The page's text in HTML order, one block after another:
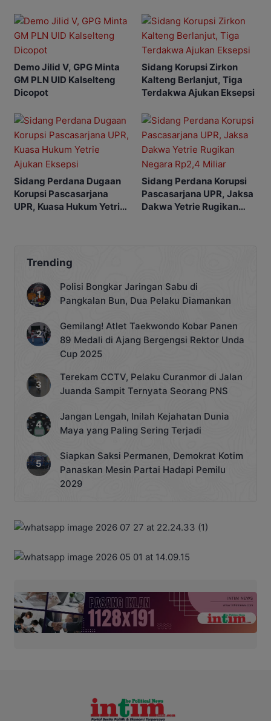
Demo Jilid V, GPG Minta
GM PLN UID Kalselteng
Dicopot
Sidang Korupsi Zirkon
Kalteng Berlanjut, Tiga
Terdakwa Ajukan Eksepsi
Sidang Perdana Dugaan
Korupsi Pascasarjana
UPR, Kuasa Hukum Yetrie
Sidang Perdana Korupsi
Pascasarjana UPR, Jaksa
Dakwa Yetrie Rugikan
Trending
Polisi Bongkar Jaringan Sabu di
Pangkalan Bun, Dua Pelaku Diamankan
Gemilang! Atlet Taekwondo Kobar Panen
89 Medali di Ajang Bergengsi Rektor Unda
Cup 2025
Terekam CCTV, Pelaku Curanmor di Jalan
Juanda Sampit Ternyata Seorang PNS
Jangan Lengah, Inilah Kejahatan Dunia
Maya yang Paling Sering Terjadi
Siapkan Saksi Permanen, Demokrat Kotim
Panaskan Mesin Partai Hadapi Pemilu
2029